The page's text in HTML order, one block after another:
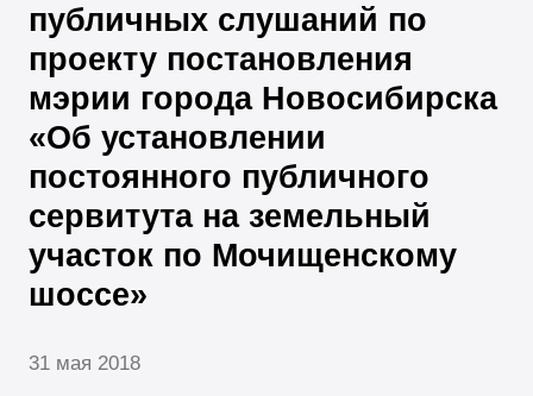
публичных слушаний по
проекту постановления
мэрии города Новосибирска
«Об установлении
постоянного публичного
сервитута на земельный
участок по Мочищенскому
шоссе»
31 мая 2018